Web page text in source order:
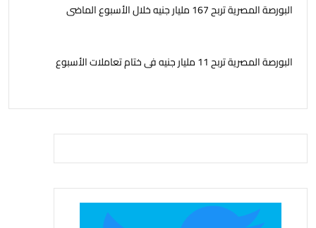
البورصة المصرية تربح 167 مليار جنيه خلال الأسبوع الماضى
البورصة المصرية تربح 11 مليار جنيه فى ختام تعاملات الأسبوع